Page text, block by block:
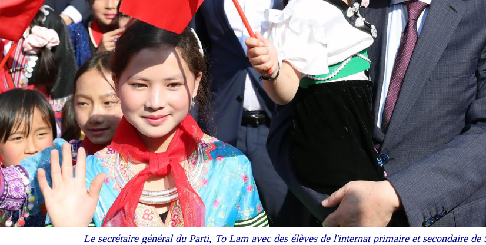
Le secrétaire général du Parti, To Lam avec des élèves de l'internat primaire et secondaire